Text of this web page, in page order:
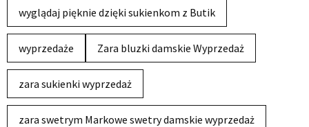
wyglądaj pięknie dzięki sukienkom z Butik
wyprzedaże Zara bluzki damskie Wyprzedaż
zara sukienki wyprzedaż
zara swetrym Markowe swetry damskie wyprzedaż